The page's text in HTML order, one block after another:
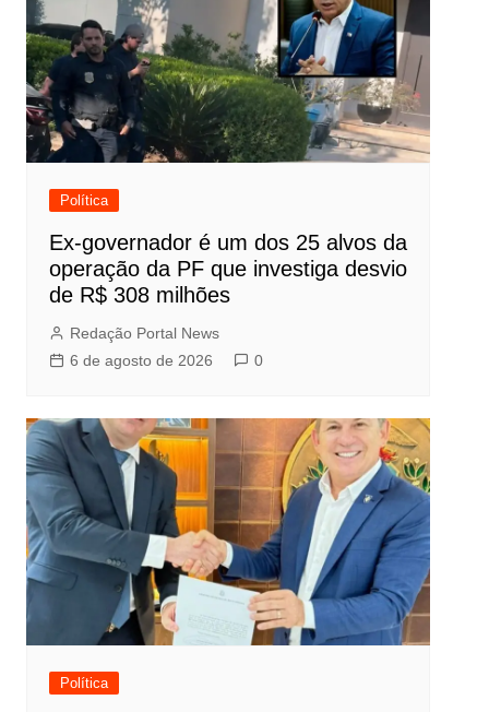
Política
Ex-governador é um dos 25 alvos da
operação da PF que investiga desvio
de R$ 308 milhões
Redação Portal News
6 de agosto de 2026
0
Política